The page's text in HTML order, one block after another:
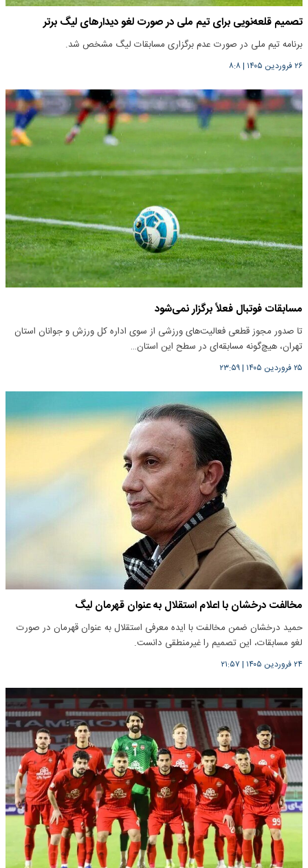
تصمیم قلعه‌نویی برای تیم ملی در صورت لغو دیدارهای لیگ برتر
برنامه تیم ملی در صورت عدم برگزاری مسابقات لیگ مشخص شد.
۲۶ فروردین ۱۴۰۵ |۸:۸
مسابقات فوتبال فعلاً برگزار نمی‌شود
تا صدور مجوز قطعی فعالیت‌های ورزشی از سوی اداره کل ورزش و جوانان استان
تهران، هیچ‌گونه مسابقه‌ای در سطح این استان…
۲۵ فروردین ۱۴۰۵ |۲۳:۵۹
مخالفت درخشان با اعلام استقلال به عنوان قهرمان لیگ
حمید درخشان ضمن مخالفت با ایده معرفی استقلال به عنوان قهرمان در صورت
لغو مسابقات، این تصمیم را غیرمنطقی دانست.
۲۴ فروردین ۱۴۰۵ | ۲۱:۵۷